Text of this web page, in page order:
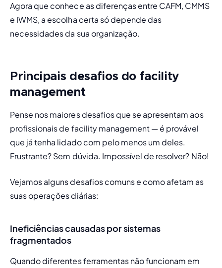
Agora que conhece as diferenças entre CAFM, CMMS
e IWMS, a escolha certa só depende das
necessidades da sua organização.
Principais desafios do facility
management
Pense nos maiores desafios que se apresentam aos
profissionais de facility management — é provável
que já tenha lidado com pelo menos um deles.
Frustrante? Sem dúvida. Impossível de resolver? Não!
Vejamos alguns desafios comuns e como afetam as
suas operações diárias:
Ineficiências causadas por sistemas
fragmentados
Quando diferentes ferramentas não funcionam em